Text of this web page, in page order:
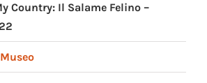
Country: Il Salame Felino –